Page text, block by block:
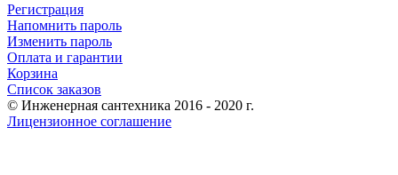
Регистрация
Напомнить пароль
Изменить пароль
Оплата и гарантии
Корзина
Список заказов
© Инженерная сантехника 2016 - 2020 г.
Лицензионное соглашение